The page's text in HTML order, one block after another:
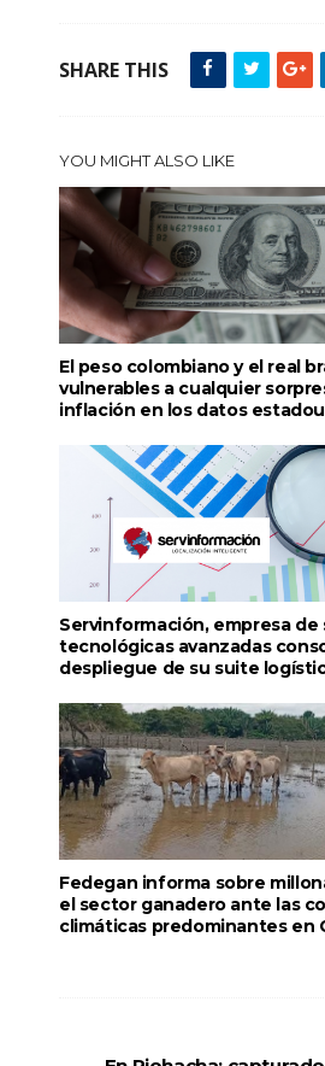
SHARE THIS
YOU MIGHT ALSO LIKE
El peso colombiano y el real
vulnerables a cualquier
inflación en los datos
Servinformación, empresa de
tecnológicas avanzadas
despliegue de su suite
Fedegan informa sobre
el sector ganadero ante las
climáticas predominantes en